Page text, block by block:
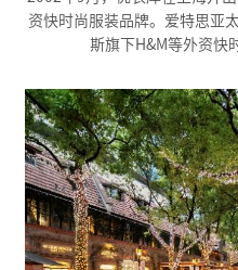
资快时尚服装品牌。爱特思亚
斯旗下H&M等外资快